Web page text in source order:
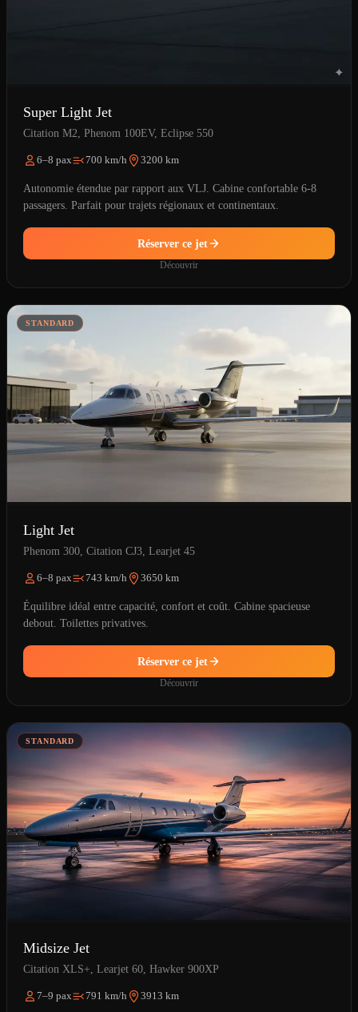
Super Light Jet
Citation M2, Phenom 100EV, Eclipse 550
6–8 pax 700 km/h 3200 km
Autonomie étendue par rapport aux VLJ. Cabine confortable 6-8
passagers. Parfait pour trajets régionaux et continentaux.
Réserver ce jet
Découvrir
STANDARD
Light Jet
Phenom 300, Citation CJ3, Learjet 45
6–8 pax 743 km/h 3650 km
Équilibre idéal entre capacité, confort et coût. Cabine spacieuse
debout. Toilettes privatives.
Réserver ce jet
Découvrir
STANDARD
Midsize Jet
Citation XLS+, Learjet 60, Hawker 900XP
7–9 pax 791 km/h 3913 km